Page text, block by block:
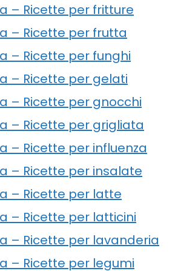
– Ricette per fritture
– Ricette per frutta
– Ricette per funghi
– Ricette per gelati
– Ricette per gnocchi
– Ricette per grigliata
– Ricette per influenza
– Ricette per insalate
– Ricette per latte
– Ricette per latticini
– Ricette per lavanderia
– Ricette per legumi